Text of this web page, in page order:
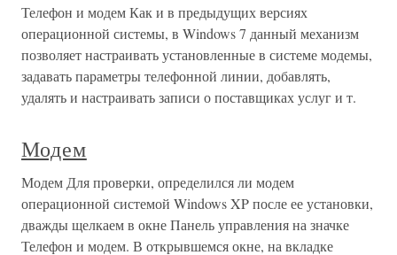
Телефон и модем Как и в предыдущих версиях
операционной системы, в Windows 7 данный механизм
позволяет настраивать установленные в системе модемы,
задавать параметры телефонной линии, добавлять,
удалять и настраивать записи о поставщиках услуг и т.
Модем
Модем Для проверки, определился ли модем
операционной системой Windows XP после ее установки,
дважды щелкаем в окне Панель управления на значке
Телефон и модем. В открывшемся окне, на вкладке